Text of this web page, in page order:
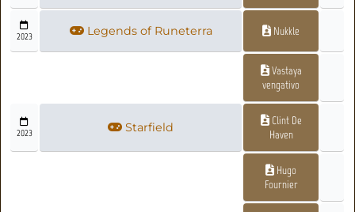
2023 Legends of Runeterra Nukkle
Vastaya
vengativo
2023 Starfield
Clint De
Haven
Hugo
Fournier